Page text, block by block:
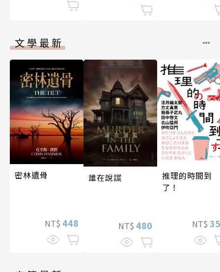
文學最新
密林遺骨
NT$ 448
誰在說謊
NT$ 480
推理的時間到
了！
NT$